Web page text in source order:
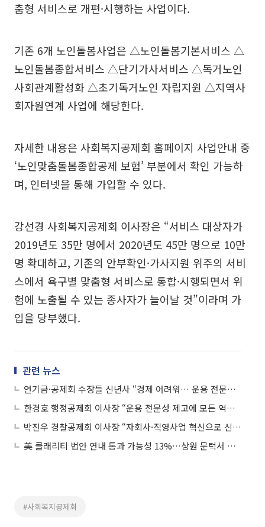
춤형 서비스로 개편·시행하는 사업이다.
기존 6개 노인돌봄사업은 △노인돌봄기본서비스 △
노인돌봄종합서비스 △단기가사서비스 △독거노인
사회관계활성화 △초기독거노인 자립지원 △지역사
회자원연계 사업에 해당한다.
자세한 내용은 사회복지공제회 홈페이지 사업안내 중
‘노인맞춤돌봄종합공제 보험’ 부분에서 확인 가능하
며, 인터넷을 통해 가입할 수 있다.
강선경 사회복지공제회 이사장은 “서비스 대상자가
2019년도 35만 명에서 2020년도 45만 명으로 10만
명 확대하고, 기존의 안부확인·가사지원 위주의 서비
스에서 욕구별 맞춤형 서비스로 통합·시행되면서 위
험에 노출될 수 있는 종사자가 늘어날 것”이라며 가
입을 당부했다.
관련 뉴스
연기금·공제회 수장들 신년사 “경제 어려워… 운용 전문성 제고에 총력”
한경호 행정공제회 이사장 “운용 전문성 제고에 모든 역량 결집할 것”
박진우 경찰공제회 이사장 “자회사·직영사업 혁신으로 신성장동력 발굴”
美 클래리티 법안 연내 통과 가능성 13%…상원 문턱서 제동
#사회복지공제회